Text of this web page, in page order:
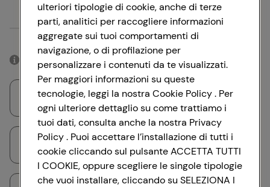
Oppure
Accedendo con il tuo account social, rimarrai connesso per 12 ore.
Accedi con Google
ulteriori tipologie di cookie, anche di terze
parti, analitici per raccogliere informazioni
aggregate sui tuoi comportamenti di
navigazione, o di profilazione per
personalizzare i contenuti da te visualizzati.
Per maggiori informazioni su queste
tecnologie, leggi la nostra Cookie Policy . Per
ogni ulteriore dettaglio su come trattiamo i
tuoi dati, consulta anche la nostra Privacy
Policy . Puoi accettare l’installazione di tutti i
cookie cliccando sul pulsante ACCETTA TUTTI
I COOKIE, oppure scegliere le singole tipologie
che vuoi installare, cliccando su SELEZIONA I